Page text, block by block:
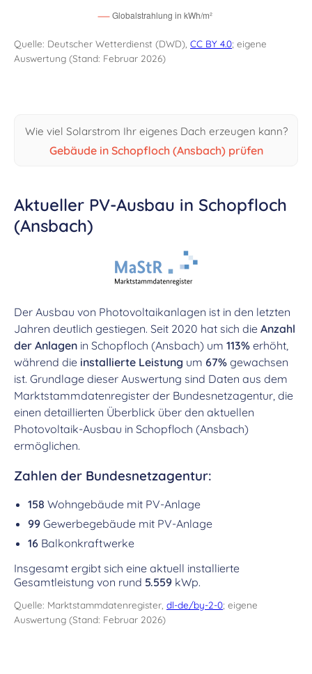
Quelle: Deutscher Wetterdienst (DWD), CC BY 4.0; eigene
Auswertung (Stand: Februar 2026)
Wie viel Solarstrom Ihr eigenes Dach erzeugen kann?
Gebäude in Schopfloch (Ansbach) prüfen
Aktueller PV-Ausbau in Schopfloch
(Ansbach)
Der Ausbau von Photovoltaikanlagen ist in den letzten
Jahren deutlich gestiegen. Seit 2020 hat sich die Anzahl
der Anlagen in Schopfloch (Ansbach) um 113% erhöht,
während die installierte Leistung um 67% gewachsen
ist. Grundlage dieser Auswertung sind Daten aus dem
Marktstammdatenregister der Bundesnetzagentur, die
einen detaillierten Überblick über den aktuellen
Photovoltaik-Ausbau in Schopfloch (Ansbach)
ermöglichen.
Zahlen der Bundesnetzagentur:
158 Wohngebäude mit PV-Anlage
99 Gewerbegebäude mit PV-Anlage
16 Balkonkraftwerke
Insgesamt ergibt sich eine aktuell installierte
Gesamtleistung von rund 5.559 kWp.
Quelle: Marktstammdatenregister, dl-de/by-2-0; eigene
Auswertung (Stand: Februar 2026)